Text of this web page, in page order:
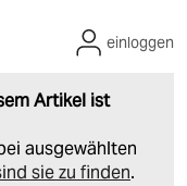
Artikel ist
ausgewählten
sie zu finden.
einloggen